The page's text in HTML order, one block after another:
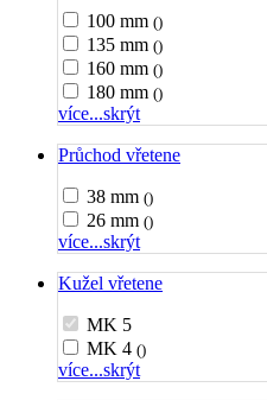
100 mm ()
135 mm ()
160 mm ()
180 mm ()
více...skrýt
Průchod vřetene
38 mm ()
26 mm ()
více...skrýt
Kužel vřetene
MK 5
MK 4 ()
více...skrýt